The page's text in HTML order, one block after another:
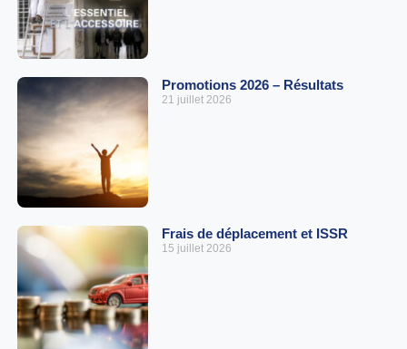
Promotions 2026 – Résultats
21 juillet 2026
Frais de déplacement et ISSR
15 juillet 2026